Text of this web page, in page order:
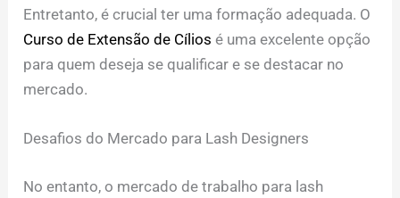
Entretanto, é crucial ter uma formação adequada. O
Curso de Extensão de Cílios é uma excelente opção
para quem deseja se qualificar e se destacar no
mercado.
Desafios do Mercado para Lash Designers
No entanto, o mercado de trabalho para lash